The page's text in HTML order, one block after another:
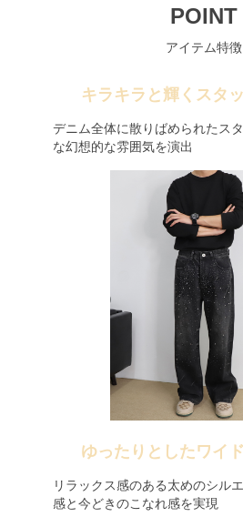
POINT
アイテム特徴
キラキラと輝くスタ
デニム全体に散りばめられたス
な幻想的な雰囲気を演出
ゆったりとしたワイ
リラックス感のある太めのシル
感と今どきのこなれ感を実現